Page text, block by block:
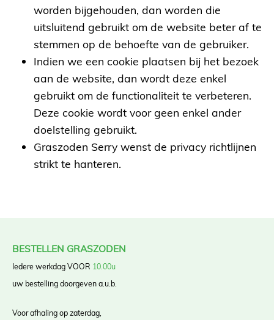
Sierschors
Tuinproducten
Blog
Contact
worden bijgehouden, dan worden die
uitsluitend gebruikt om de website beter af te
stemmen op de behoefte van de gebruiker.
Indien we een cookie plaatsen bij het bezoek
aan de website, dan wordt deze enkel
gebruikt om de functionaliteit te verbeteren.
Deze cookie wordt voor geen enkel ander
doelstelling gebruikt.
Graszoden Serry wenst de privacy richtlijnen
strikt te hanteren.
BESTELLEN GRASZODEN
Iedere werkdag VOOR 10.00u
uw bestelling doorgeven a.u.b.
Voor afhaling op zaterdag,